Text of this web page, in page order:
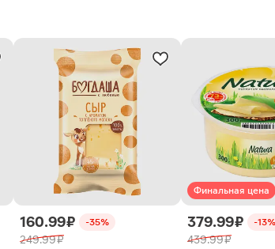
160.99 ₽ -35%
249.99 ₽
Финальная цена
379.99 ₽ -13%
439.99 ₽